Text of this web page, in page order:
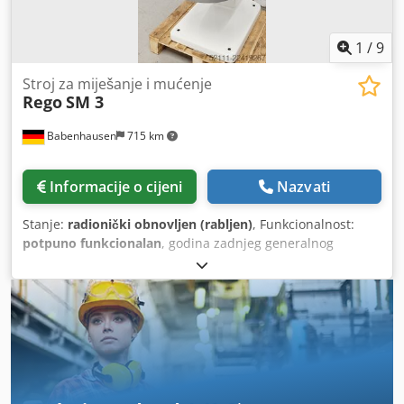
miješanje Plamenik na plin Ugovor o održavanju Paket
usluga Usluga dostave Obuka / puštanje u rad Posjetite
našu veliku izložbu strojeva za pekarnice!
1 /9
Babenhausen 715 km
Stroj za miješanje i mućenje
RegoSM 3
Informacije o cijeni Nazvati
Stanje: radionički obnovljen (rabljen), Funkcionalnost:
potpuno funkcionalan, godina zadnjeg generalnog
, trajanje jamstva:
400 V, Certificiran DGUV do:09/2027, ukupna masa:375
kg
, električni osigurač:16 A, ulazna frekvencija:50 Hz,
masa praznog vozila: 375 kg, Stroj za miješanje i pjenjenje
Model Rego: SM 3, generalno pregledan Stroj za miješanje
s automatskim vremenskim upravljanjem Ovaj stroj je
idealan za miješanje i pjenjenje! 2 funkcije: 1 x miješanje /